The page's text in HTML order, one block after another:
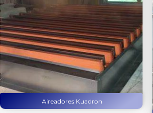
Aireadores Kuadron